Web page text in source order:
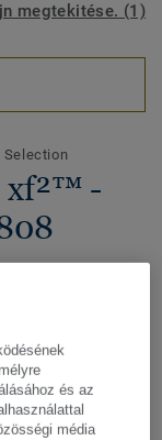
megtekitése. (1)
Selection
xf²™ -
és elektronikus
egyik
akár 97%-ban
xf²
tartósság, a
és az
média